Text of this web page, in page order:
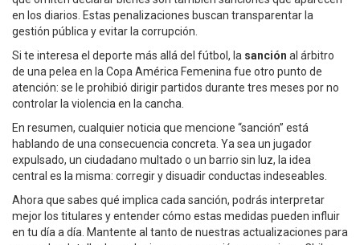
en los diarios. Estas penalizaciones buscan transparentar la
gestión pública y evitar la corrupción.
Si te interesa el deporte más allá del fútbol, la sanción al árbitro
de una pelea en la Copa América Femenina fue otro punto de
atención: se le prohibió dirigir partidos durante tres meses por no
controlar la violencia en la cancha.
En resumen, cualquier noticia que mencione “sanción” está
hablando de una consecuencia concreta. Ya sea un jugador
expulsado, un ciudadano multado o un barrio sin luz, la idea
central es la misma: corregir y disuadir conductas indeseables.
Ahora que sabes qué implica cada sanción, podrás interpretar
mejor los titulares y entender cómo estas medidas pueden influir
en tu día a día. Mantente al tanto de nuestras actualizaciones para